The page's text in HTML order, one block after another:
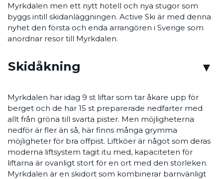
Myrkdalen men ett nytt hotell och nya stugor som
byggs intill skidanläggningen. Active Ski är med denna
nyhet den första och enda arrangören i Sverige som
anordnar resor till Myrkdalen.
Skidåkning
Myrkdalen har idag 9 st liftar som tar åkare upp för
berget och de har 15 st preparerade nedfarter med
allt från gröna till svarta pister. Men möjligheterna
nedför är fler än så, här finns många grymma
möjligheter för bra offpist. Liftköer är något som deras
moderna liftsystem tagit itu med, kapaciteten för
liftarna är ovanligt stort för en ort med den storleken.
Myrkdalen är en skidort som kombinerar barnvänligt